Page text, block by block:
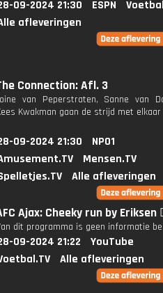
09-2024 21:30 ESPN
afleveringen
Connection: Afl. 3
van Peperstraten, Sanne van
Kwakman gaan de strijd met elkaar
09-2024 21:30
NPO1
Mensen.TV
Alle afleveringen
Ajax: Cheeky run by Eriksen
dit programma is geen informatie
09-2024 21:22
YouTube
Alle afleveringen